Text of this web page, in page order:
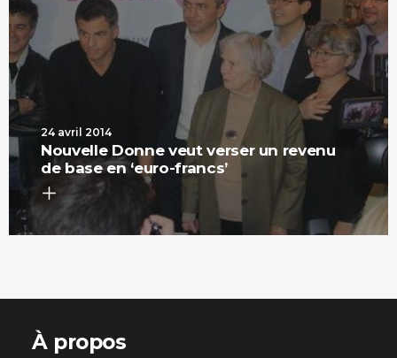
24 avril 2014
Nouvelle Donne veut verser un revenu
de base en ‘euro-francs’
À propos